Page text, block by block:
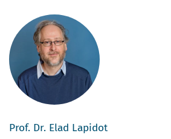
Prof. Dr. Elad Lapidot